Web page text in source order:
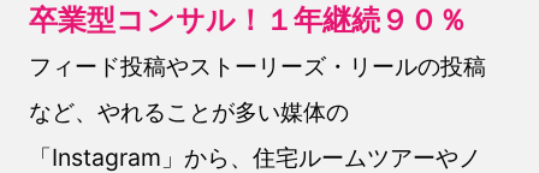
卒業型コンサル！１年継続９０％
フィード投稿やストーリーズ・リールの投稿
など、やれることが多い媒体の
「Instagram」から、住宅ルームツアーやノ